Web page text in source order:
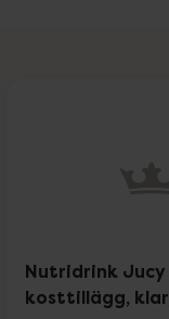
Nutridrink
kosttillägg,